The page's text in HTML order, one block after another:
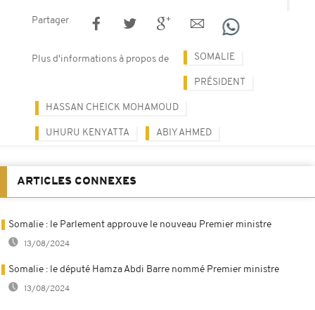
Partager
Plus d'informations à propos de SOMALIE
PRÉSIDENT
HASSAN CHEICK MOHAMOUD
UHURU KENYATTA ABIY AHMED
ARTICLES CONNEXES
Somalie : le Parlement approuve le nouveau Premier ministre
13/08/2024
Somalie : le député Hamza Abdi Barre nommé Premier ministre
13/08/2024